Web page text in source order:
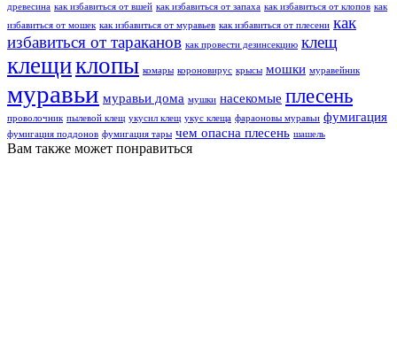
древесина как избавиться от вшей как избавиться от запаха как избавиться от клопов как
избавиться от мошек как избавиться от муравьев как избавиться от плесени как
избавиться от тараканов как провести дезинсекцию клещ
клещиклопы комары короновирус крысы мошки муравейник
муравьи муравьи дома мушки насекомые плесень
проволочник пылевой клещ укусил клещ укус клеща фараоновы муравьи фумигация
фумигация поддонов фумигация тары чем опасна плесень шашель
Вам также может понравиться